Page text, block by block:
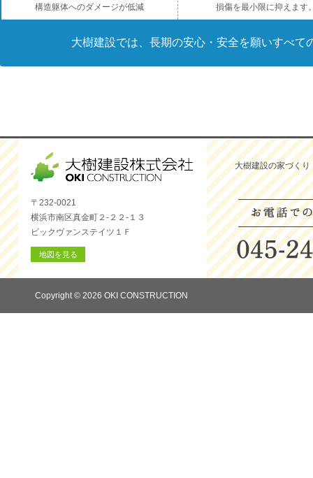
構造躯体へのダメージが低減
損傷を最小限に抑えます
大樹建設では、長期の安心・安全を願いすべて
〒232-0021
横浜市南区真金町２-２２-１３
ビックヴァンステイツ１Ｆ
地図を見る
大樹建設の家づくり
Copyright © 2026 OKI CONSTRUCTION